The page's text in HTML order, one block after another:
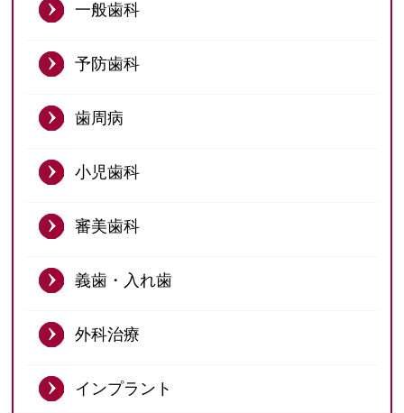
歯周病
小児歯科
義歯・入れ歯
外科治療
ブログ
一般歯科
予防歯科
歯周病
小児歯科
審美歯科
義歯・入れ歯
外科治療
インプラント